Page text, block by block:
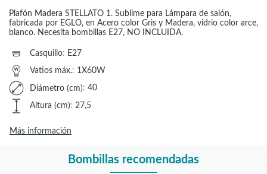
Plafón Madera STELLATO 1. Sublime para Lámpara de salón,
fabricada por EGLO, en Acero color Gris y Madera, vidrio color arce,
blanco. Necesita bombillas E27, NO INCLUIDA.
Casquillo: E27
Vatios máx.: 1X60W
Diámetro (cm): 40
Altura (cm): 27,5
Más información
Bombillas recomendadas